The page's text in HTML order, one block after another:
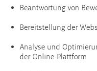
Beantwortung von
Bereitstellung der
Analyse und
der Online-Plattform